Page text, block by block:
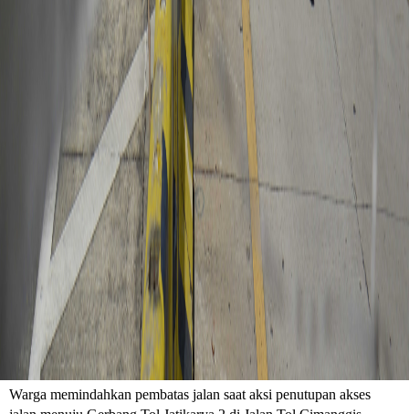
Warga memindahkan pembatas jalan saat aksi penutupan akses